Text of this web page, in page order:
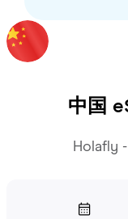
中国
Holafly